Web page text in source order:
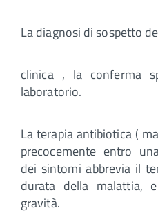
La diagnosi di sospetto
clinica , la conferma
laboratorio.
La terapia antibiotica (
precocemente entro
dei sintomi abbrevia il
durata della malattia,
gravità.